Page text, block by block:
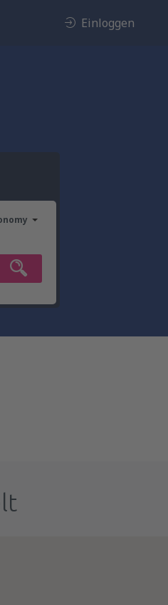
Einloggen